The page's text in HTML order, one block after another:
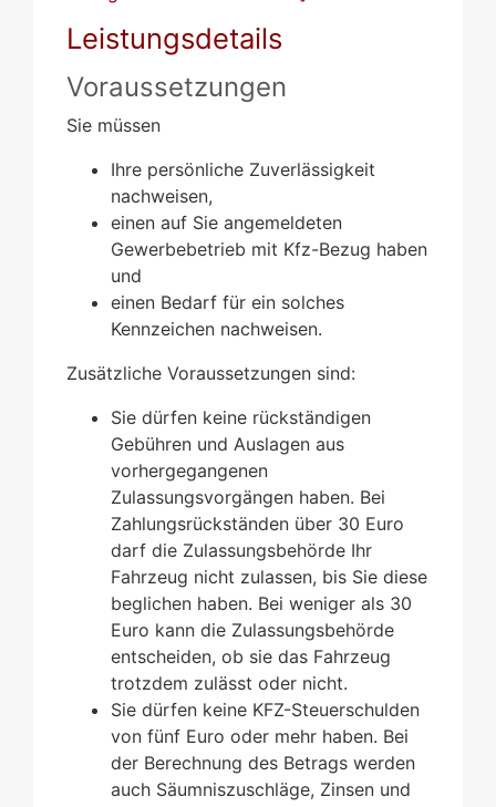
Leistungsdetails
Voraussetzungen
Sie müssen
Ihre persönliche Zuverlässigkeit
nachweisen,
einen auf Sie angemeldeten
Gewerbebetrieb mit Kfz-Bezug haben
und
einen Bedarf für ein solches
Kennzeichen nachweisen.
Zusätzliche Voraussetzungen sind:
Sie dürfen keine rückständigen
Gebühren und Auslagen aus
vorhergegangenen
Zulassungsvorgängen haben. Bei
Zahlungsrückständen über 30 Euro
darf die Zulassungsbehörde Ihr
Fahrzeug nicht zulassen, bis Sie diese
beglichen haben. Bei weniger als 30
Euro kann die Zulassungsbehörde
entscheiden, ob sie das Fahrzeug
trotzdem zulässt oder nicht.
Sie dürfen keine KFZ-Steuerschulden
von fünf Euro oder mehr haben. Bei
der Berechnung des Betrags werden
auch Säumniszuschläge, Zinsen und